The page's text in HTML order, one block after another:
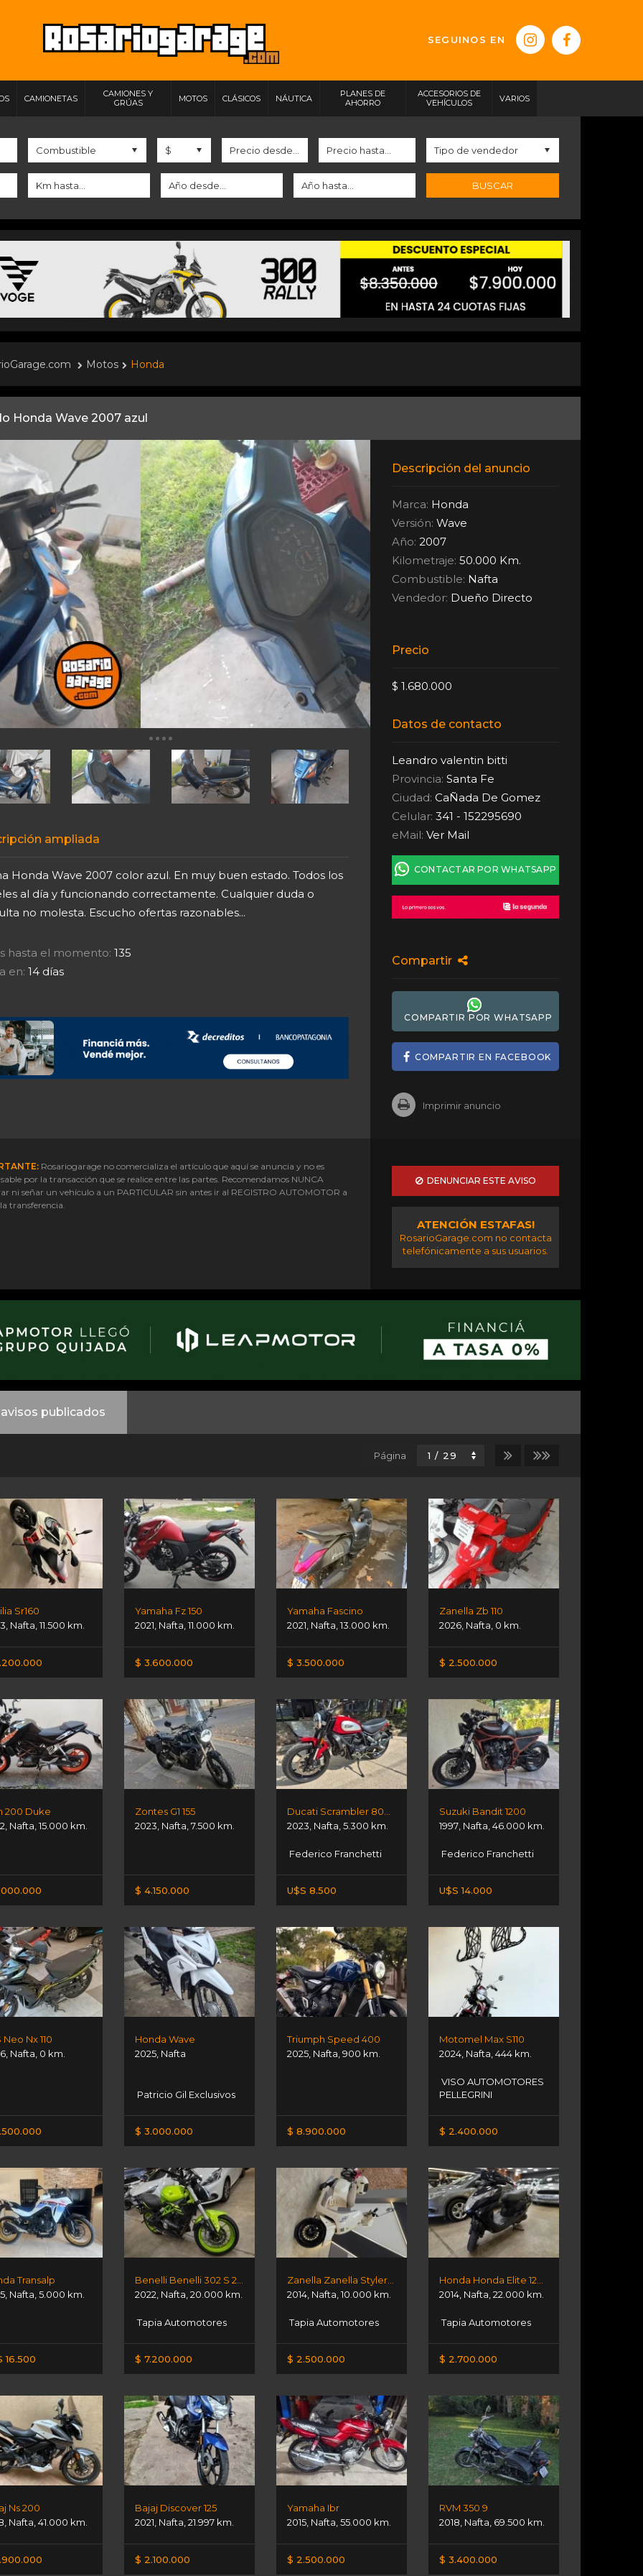
SEGUINOS EN
CAMIONETAS
CAMIONES Y
GRÚAS
MOTOS CLÁSICOS NÁUTICA
PLANES DE
AHORRO
ACCESORIOS DE
VEHÍCULOS
VARIOS
BUSCAR
Motos Honda
Honda Wave 2007 azul
ampliada
Honda Wave 2007 color azul. En muy buen estado. Todos los
al día y funcionando correctamente. Cualquier duda o
no molesta. Escucho ofertas razonables...
hasta el momento: 135
en: 14 días
Descripción del anuncio
Marca: Honda
Versión: Wave
Año: 2007
Kilometraje: 50.000 Km.
Combustible: Nafta
Vendedor: Dueño Directo
Precio
$ 1.680.000
Datos de contacto
Leandro valentin bitti
Provincia:Santa Fe
Ciudad: CaÑada De Gomez
Celular: 341 - 152295690
eMail:Ver Mail
CONTACTAR POR WHATSAPP
Compartir
COMPARTIR POR WHATSAPP
COMPARTIR EN FACEBOOK
Imprimir anuncio
Rosariogarage no comercializa el artículo que aquí se anuncia y no es
por la transacción que se realice entre las partes. Recomendamos NUNCA
ni señar un vehículo a un PARTICULAR sin antes ir al REGISTRO AUTOMOTOR a
transferencia.
DENUNCIAR ESTE AVISO
ATENCIÓN ESTAFAS!
RosarioGarage.com no contacta
telefónicamente a sus usuarios.
publicados
Página
Sr160
Nafta 11.500 km.
Yamaha Fz 150
2021 Nafta ,11.000 km.
$ 3.600.000
Yamaha Fascino
2021 Nafta ,13.000 km.
$ 3.500.000
Zanella Zb 110
2026 Nafta 0 km.
$ 2.500.000
200 Duke
Nafta 15.000 km.
Zontes G1 155
2023 Nafta ,7.500 km.
$ 4.150.000
2023 Nafta ,5.300 km.
Federico Franchetti
U$S 8.500
Suzuki Bandit 1200
1997 Nafta ,46.000 km.
Federico Franchetti
U$S 14.000
Neo Nx 110
, Nafta 0 km.
Honda Wave
2025 Nafta
Patricio Gil Exclusivos
$ 3.000.000
Triumph Speed 400
2025 Nafta ,900 km.
$ 8.900.000
Motomel Max S110
2024 Nafta ,444 km.
VISO AUTOMOTORES
PELLEGRINI
$ 2.400.000
Transalp
, Nafta 5.000 km.
16.500
2022 Nafta ,20.000 km.
Tapia Automotores
$ 7.200.000
2014 Nafta ,10.000 km.
Tapia Automotores
$ 2.500.000
2014 Nafta ,22.000 km.
Tapia Automotores
$ 2.700.000
Ns 200
Nafta 41.000 km.
Bajaj Discover 125
2021 Nafta ,21.997 km.
$ 2.100.000
Yamaha Ibr
2015 Nafta ,55.000 km.
$ 2.500.000
RVM 350 9
2018 Nafta 69.500 km.
$ 3.400.000